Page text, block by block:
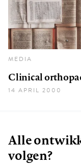
MEDIA
Clinical
14 APRIL 2000
Alle
volgen?